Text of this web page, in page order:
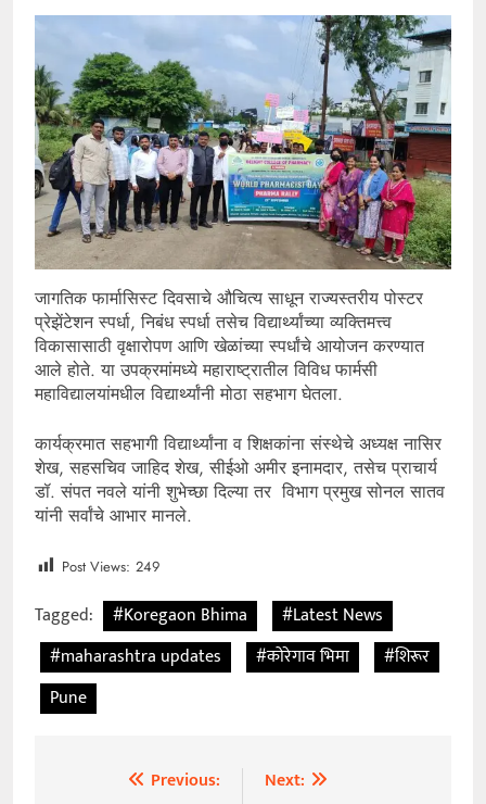
जागतिक फार्मासिस्ट दिवसाचे औचित्य साधून राज्यस्तरीय पोस्टर
प्रेझेंटेशन स्पर्धा, निबंध स्पर्धा तसेच विद्यार्थ्यांच्या व्यक्तिमत्त्व
विकासासाठी वृक्षारोपण आणि खेळांच्या स्पर्धांचे आयोजन करण्यात
आले होते. या उपक्रमांमध्ये महाराष्ट्रातील विविध फार्मसी
महाविद्यालयांमधील विद्यार्थ्यांनी मोठा सहभाग घेतला.
कार्यक्रमात सहभागी विद्यार्थ्यांना व शिक्षकांना संस्थेचे अध्यक्ष नासिर
शेख, सहसचिव जाहिद शेख, सीईओ अमीर इनामदार, तसेच प्राचार्य
डॉ. संपत नवले यांनी शुभेच्छा दिल्या तर विभाग प्रमुख सोनल सातव
यांनी सर्वांचे आभार मानले.
Post Views: 249
Tagged: #Koregaon Bhima
#Latest News
#maharashtra updates
#कोरेगाव भिमा
#शिरूर
Pune
Previous:
Next: